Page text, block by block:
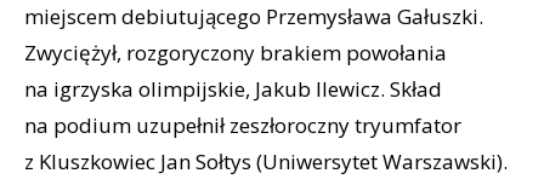
miejscem debiutującego Przemysława Gałuszki.
Zwyciężył, rozgoryczony brakiem powołania
na igrzyska olimpijskie, Jakub Ilewicz. Skład
na podium uzupełnił zeszłoroczny tryumfator
z Kluszkowiec Jan Sołtys (Uniwersytet Warszawski).